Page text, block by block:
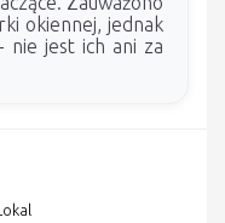
okiennej, jednak
nie jest ich ani za